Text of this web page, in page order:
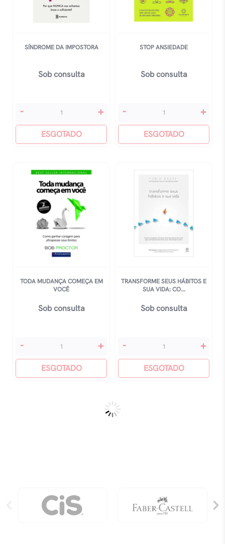
SÍNDROME DA IMPOSTORA
Sob consulta
Síndrome
Impostora
quantidade
- +
ESGOTADO
STOP ANSIEDADE
Sob consulta
Stop
quantidade
- +
ESGOTADO
TODA MUDANÇA COMEÇA EM
VOCÊ
Sob consulta
Toda
Começa
Em
- +
ESGOTADO
TRANSFORME SEUS HÁBITOS E
SUA VIDA: CO...
Sob consulta
Transforme
Hábitos
E
Vida:
- +
ESGOTADO